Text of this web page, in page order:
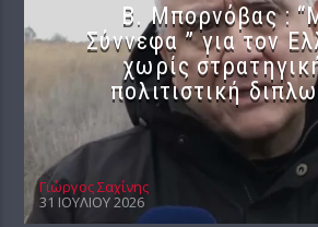
B. Μπορνόβας :
Σύννεφα ” για τον
χωρίς
πολιτιστική
Γιώργος Σαχίνης
31 ΙΟΥΛΊΟΥ 2026